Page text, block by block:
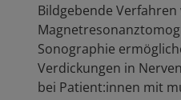
Bildgebende Verfahren
Sonographie
Verdickungen in
bei Patient:innen mit